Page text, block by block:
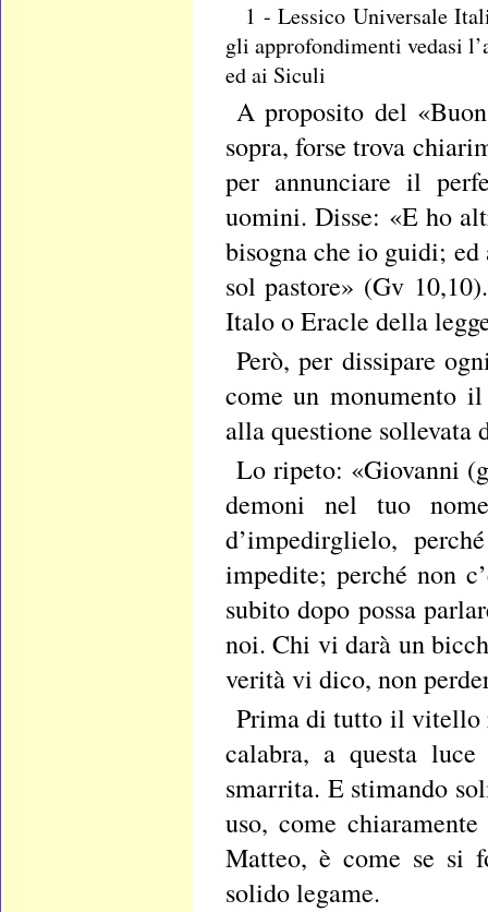
1 - Lessico Universale
gli approfondimenti vedasi
ed ai Siculi
A proposito del
sopra, forse trova
per annunciare il
uomini. Disse: «E ho
bisogna che io guidi; ed
sol pastore» (Gv
Italo o Eracle della
Però, per dissipare
come un monumento
alla questione sollevata
Lo ripeto: «Giovanni
demoni nel tuo
d’impedirglielo,
impedite; perché non
subito dopo possa
noi. Chi vi darà un
verità vi dico, non
Prima di tutto il vitello
calabra, a questa
smarrita. E stimando
uso, come
Matteo, è come se si
solido legame.